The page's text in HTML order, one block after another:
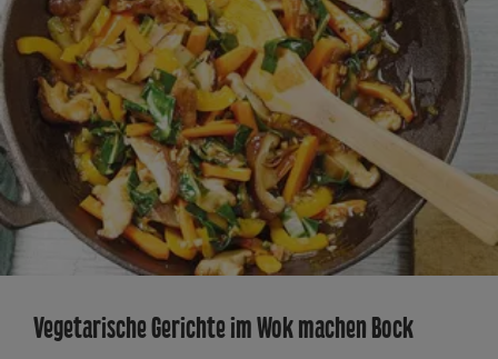
Vegetarische Gerichte im Wok machen Bock